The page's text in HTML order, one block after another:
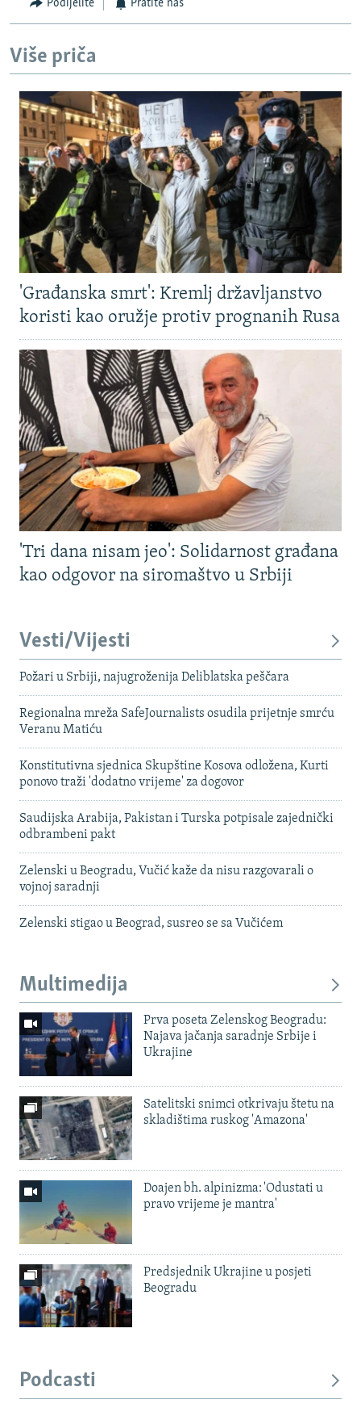
Podijelite Pratite nas
Više priča
'Građanska smrt': Kremlj državljanstvo
koristi kao oružje protiv prognanih Rusa
'Tri dana nisam jeo': Solidarnost građana
kao odgovor na siromaštvo u Srbiji
Vesti/Vijesti
Požari u Srbiji, najugroženija Deliblatska peščara
Regionalna mreža SafeJournalists osudila prijetnje smrću
Veranu Matiću
Konstitutivna sjednica Skupštine Kosova odložena, Kurti
ponovo traži 'dodatno vrijeme' za dogovor
Saudijska Arabija, Pakistan i Turska potpisale zajednički
odbrambeni pakt
Zelenski u Beogradu, Vučić kaže da nisu razgovarali o
vojnoj saradnji
Zelenski stigao u Beograd, susreo se sa Vučićem
Multimedija
Prva poseta Zelenskog Beogradu:
Najava jačanja saradnje Srbije i
Ukrajine
Satelitski snimci otkrivaju štetu na
skladištima ruskog 'Amazona'
Doajen bh. alpinizma: 'Odustati u
pravo vrijeme je mantra'
Predsjednik Ukrajine u posjeti
Beogradu
Podcasti